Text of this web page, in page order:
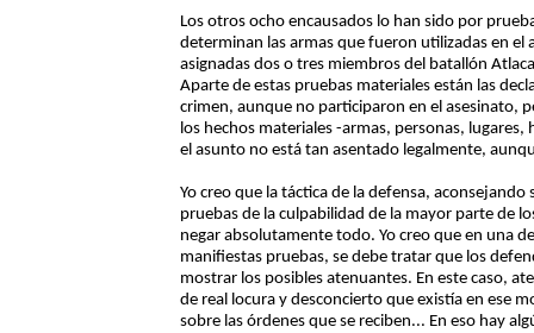
Los otros ocho encausados lo han sido por
determinan las armas que fueron utilizadas en el
asignadas dos o tres miembros del batallón
Aparte de estas pruebas materiales están las
crimen, aunque no participaron en el asesinato,
los hechos materiales -armas, personas,
el asunto no está tan asentado legalmente,
Yo creo que la táctica de la defensa,
pruebas de la culpabilidad de la mayor parte de
negar absolutamente todo. Yo creo que en una
manifiestas pruebas, se debe tratar que los
mostrar los posibles atenuantes. En este caso,
de real locura y desconcierto que existía en ese
sobre las órdenes que se reciben... En eso hay